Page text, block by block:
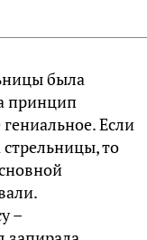
была
принцип
Если
то
–